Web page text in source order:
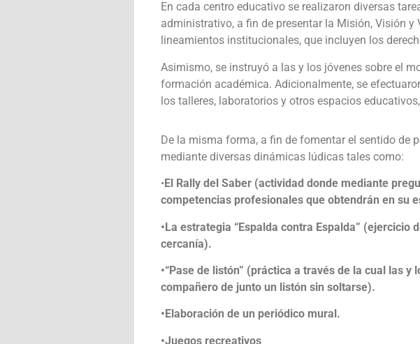
En cada centro educativo se realizaron diversas
administrativo, a fin de presentar la Misión, Visión
lineamientos institucionales, que incluyen los
Asimismo, se instruyó a las y los jóvenes sobre el
formación académica. Adicionalmente, se
los talleres, laboratorios y otros espacios
De la misma forma, a fin de fomentar el sentido de
mediante diversas dinámicas lúdicas tales como:
•El Rally del Saber (actividad donde mediante
competencias profesionales que obtendrán en su
•La estrategia “Espalda contra Espalda”
cercanía).
•“Pase de listón” (práctica a través de la cual las
compañero de junto un listón sin soltarse).
•Elaboración de un periódico mural.
•Juegos recreativos